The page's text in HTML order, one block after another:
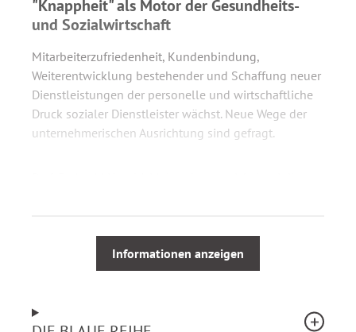
"Knappheit" als Motor der Gesundheits-
und Sozialwirtschaft
Mitarbeiterzufriedenheit, Kundenbindung,
Weiterentwicklung bestehender und Schaffung neuer
Dienstleistungen der personelle und wirtschaftliche
Druck sozialer Dienstleister wächst. Neue Wege der
unternehmerischen Ausrichtung sind gefragt.
"Social Service" fort, passt sie an die Bedürfnisse der
Sozialwirtschaft an und stellt Erfahrungen und
Interaktion des "Helfers" mit dem
Informationen anzeigen